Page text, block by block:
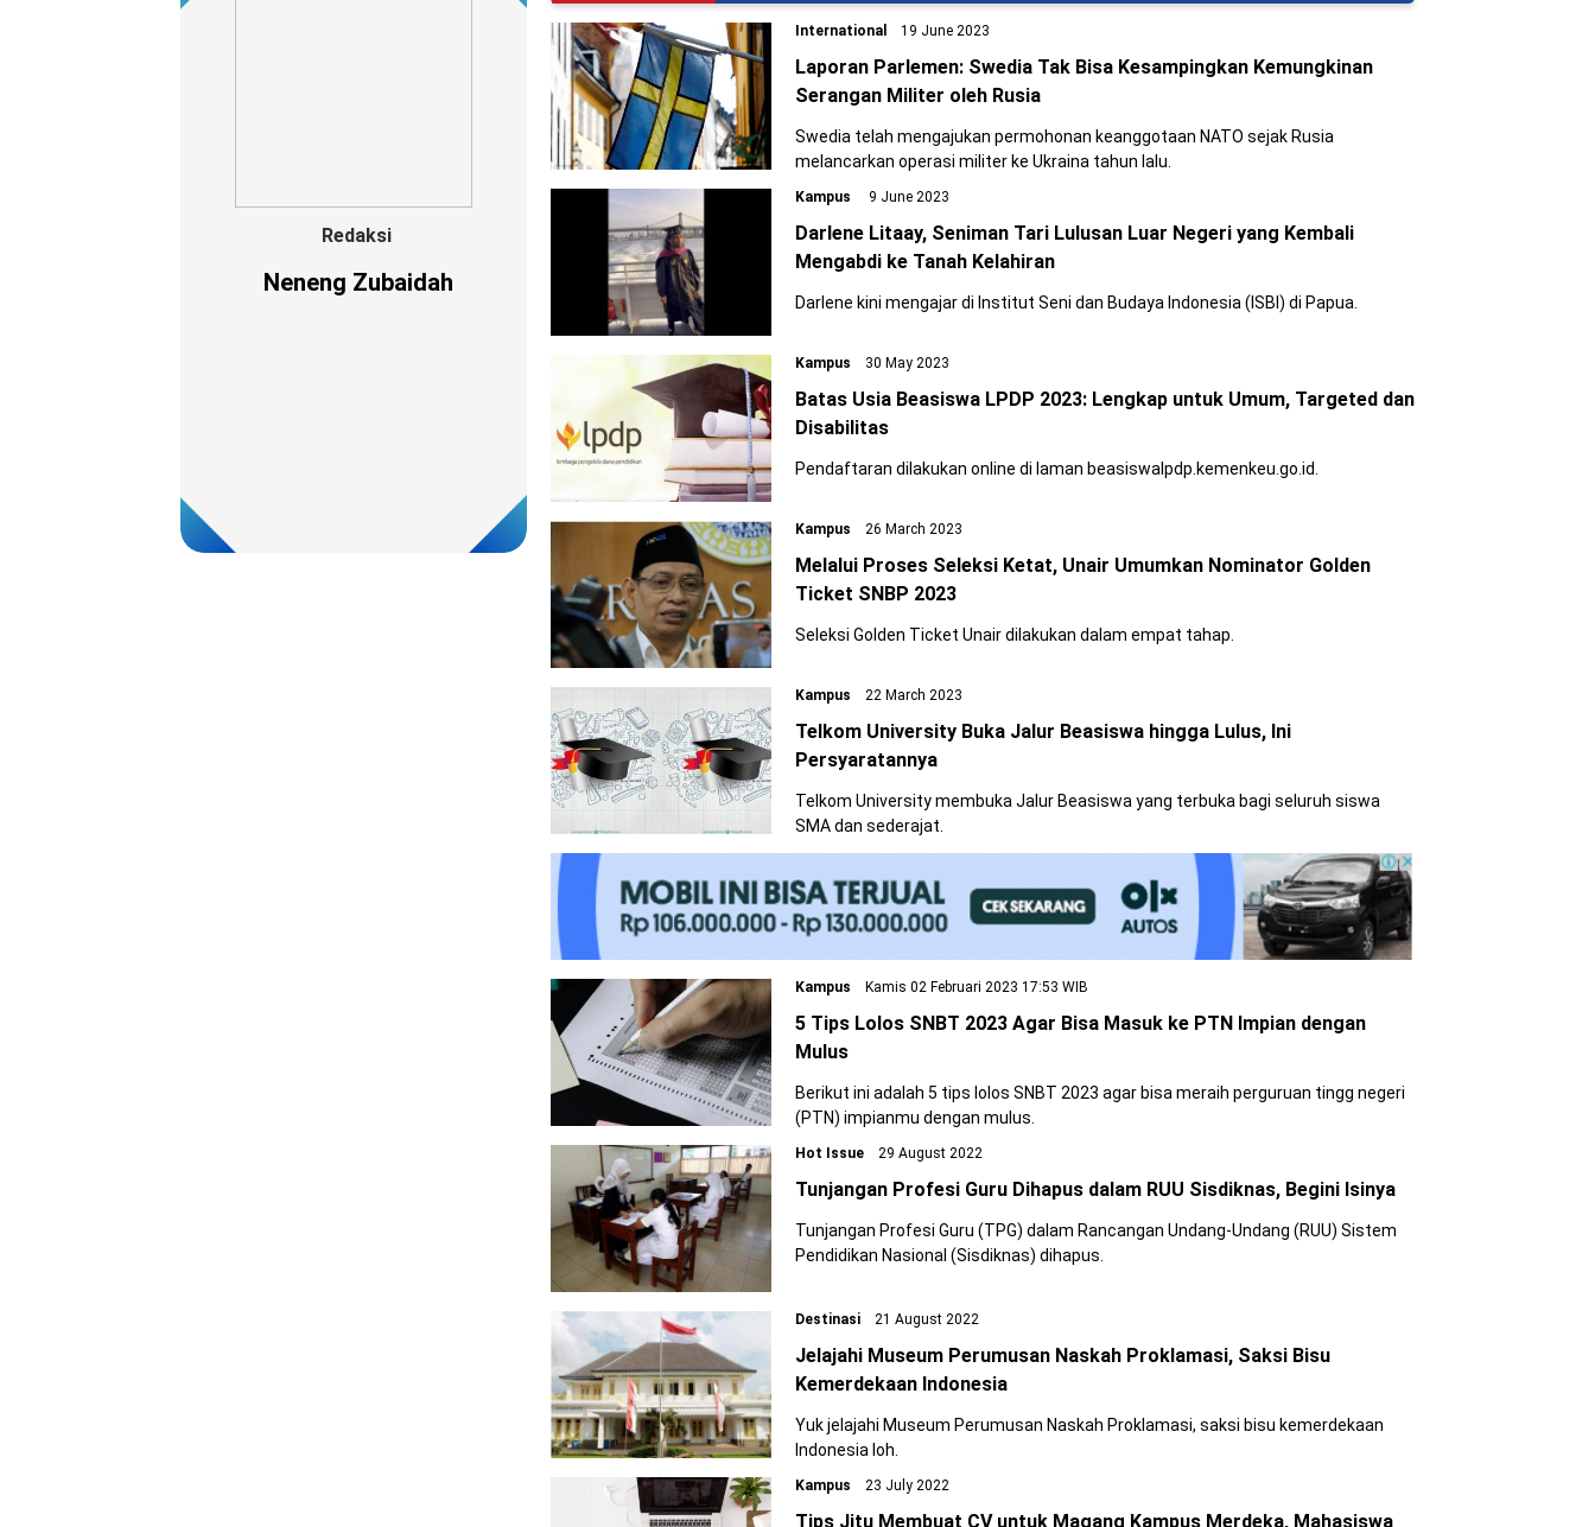
Redaksi
Neneng Zubaidah
International 19 June 2023
Laporan Parlemen: Swedia Tak Bisa Kesampingkan Kemungkinan
Serangan Militer oleh Rusia
Swedia telah mengajukan permohonan keanggotaan NATO sejak Rusia
melancarkan operasi militer ke Ukraina tahun lalu.
Kampus 9 June 2023
Darlene Litaay, Seniman Tari Lulusan Luar Negeri yang Kembali
Mengabdi ke Tanah Kelahiran
Darlene kini mengajar di Institut Seni dan Budaya Indonesia (ISBI) di Papua.
Kampus 30 May 2023
Batas Usia Beasiswa LPDP 2023: Lengkap untuk Umum, Targeted dan
Disabilitas
Pendaftaran dilakukan online di laman beasiswalpdp.kemenkeu.go.id.
Kampus 26 March 2023
Melalui Proses Seleksi Ketat, Unair Umumkan Nominator Golden
Ticket SNBP 2023
Seleksi Golden Ticket Unair dilakukan dalam empat tahap.
Kampus 22 March 2023
Telkom University Buka Jalur Beasiswa hingga Lulus, Ini
Persyaratannya
Telkom University membuka Jalur Beasiswa yang terbuka bagi seluruh siswa
SMA dan sederajat.
Kampus Kamis 02 Februari 2023 17:53 WIB
5 Tips Lolos SNBT 2023 Agar Bisa Masuk ke PTN Impian dengan
Mulus
Berikut ini adalah 5 tips lolos SNBT 2023 agar bisa meraih perguruan tingg negeri
(PTN) impianmu dengan mulus.
Hot Issue 29 August 2022
Tunjangan Profesi Guru Dihapus dalam RUU Sisdiknas, Begini Isinya
Tunjangan Profesi Guru (TPG) dalam Rancangan Undang-Undang (RUU) Sistem
Pendidikan Nasional (Sisdiknas) dihapus.
Destinasi 21 August 2022
Jelajahi Museum Perumusan Naskah Proklamasi, Saksi Bisu
Kemerdekaan Indonesia
Yuk jelajahi Museum Perumusan Naskah Proklamasi, saksi bisu kemerdekaan
Indonesia loh.
Kampus 23 July 2022
Tips Jitu Membuat CV untuk Magang Kampus Merdeka, Mahasiswa